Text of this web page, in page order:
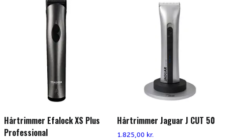
Hårtrimmer Efalock XS Plus
Professional
Hårtrimmer Jaguar J CUT 50
1.825,00 kr.